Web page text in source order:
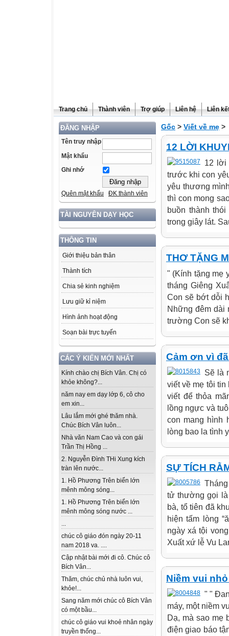
Trang chủ Thành viên Trợ giúp Liên hệ Liên
ĐĂNG NHẬP
Tên truy nhập
Mật khẩu
Ghi nhớ
Quên mật khẩu ĐK thành viên
TÀI NGUYÊN DẠY HỌC
THÔNG TIN
Giới thiệu bản thân
Thành tích
Chia sẻ kinh nghiệm
Lưu giữ kỉ niệm
Hình ảnh hoạt động
Soạn bài trực tuyến
CÁC Ý KIẾN MỚI NHẤT
Kính chào chị Bích Vân. Chị có
khỏe không?...
năm nay em dạy lớp 6, cô cho
em xin...
Lâu lắm mới ghé thăm nhà.
Chúc Bích Vân luôn...
Nhà văn Nam Cao và con gái
Trần Thị Hồng ...
2. Nguyễn Đình THi Xung kích
tràn lên nước...
1. Hồ Phương Trên biển lớn
mênh mông sóng...
1. Hồ Phương Trên biển lớn
mênh mông sóng nước ...
...
chúc cô giáo đón ngày 20-11
nam 2018 va. ....
Cập nhật bài mới đi cô. Chúc cô
Bích Vân...
Thăm, chúc chủ nhà luôn vui,
khỏe!...
Sang năm mới chúc cô Bích Vân
có một bầu...
chúc cô giáo vui khoẻ nhân ngày
truyền thống...
Gốc > Viết về mẹ >
12 LỜI
12 lời
trước khi con
yêu thương
thì con mong
buồn thành
trong giây lát.
THƠ TẶNG
" (Kính tặng mẹ
tháng Giêng
Con sẽ bớt dỗi
Những đêm
trường Con sẽ
Cảm ơn vì
Sẽ là
viết về mẹ tôi tin
viết để thỏa
lồng ngực và
con mang hình
lòng bao la tình
SỰ TÍCH
tử thường gọi là
bà, tổ tiên đã
hiện tấm lòng
ngày xá tội
Xuất xứ lễ Vu
Niềm vui
" "
máy, một niềm
Dạ, mà sao mẹ
điện giao báo